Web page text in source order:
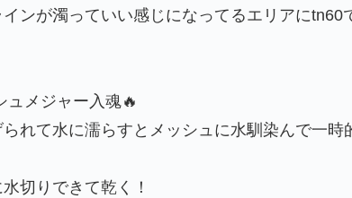
ンが濁っていい感じになってるエリアにtn60
ュメジャー入魂🔥
れて水に濡らすとメッシュに水馴染んで一時
切りできて乾く！